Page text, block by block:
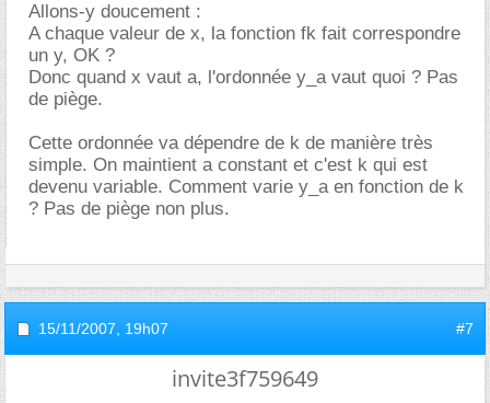
Allons-y doucement :
A chaque valeur de x, la fonction fk fait correspondre
un y, OK ?
Donc quand x vaut a, l'ordonnée y_a vaut quoi ? Pas
de piège.
Cette ordonnée va dépendre de k de manière très
simple. On maintient a constant et c'est k qui est
devenu variable. Comment varie y_a en fonction de k
? Pas de piège non plus.
15/11/2007, 19h07 #7
invite3f759649